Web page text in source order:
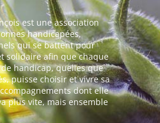
est une association
handicapées,
qui se battent pour
solidaire afin que chaque
handicap, quelles que
puisse choisir et vivre sa
dont elle
plus vite, mais ensemble